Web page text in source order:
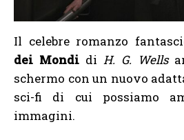
Il celebre romanzo
dei Mondi di H. G. Wells
schermo con un nuovo
sci-fi di cui possiamo
immagini.